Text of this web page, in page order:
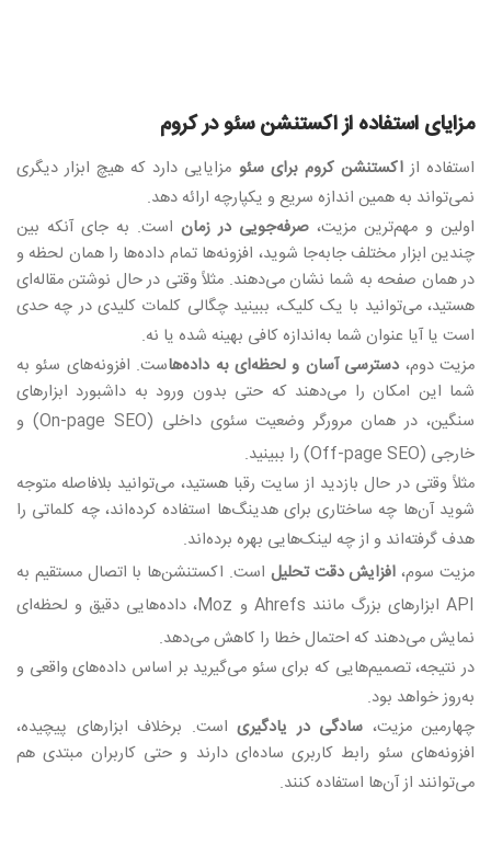
مزایای استفاده از اکستنشن سئو در کروم
استفاده ازاکستنشن کروم برای سئو مزایایی دارد که هیچ ابزار دیگری
نمی‌تواند به همین اندازه سریع و یکپارچه ارائه دهد.
اولین و مهم‌ترین مزیت، صرفه‌جویی در زمان است. به جای آنکه بین
چندین ابزار مختلف جابه‌جا شوید، افزونه‌ها تمام داده‌ها را همان لحظه و
در همان صفحه به شما نشان می‌دهند. مثلاً وقتی در حال نوشتن مقاله‌ای
هستید، می‌توانید با یک کلیک، ببینید چگالی کلمات کلیدی در چه حدی
است یا آیا عنوان شما به‌اندازه کافی بهینه شده یا نه.
مزیت دوم، دسترسی آسان و لحظه‌ای به داده‌هاست. افزونه‌های سئو به
شما این امکان را می‌دهند که حتی بدون ورود به داشبورد ابزارهای
سنگین، در همان مرورگر وضعیت سئوی داخلی (On-page SEO)
و
خارجی (Off-page SEO) را ببینید.
مثلاً وقتی در حال بازدید از سایت رقبا هستید، می‌توانید بلافاصله متوجه
شوید آن‌ها چه ساختاری برای هدینگ‌ها استفاده کرده‌اند، چه کلماتی را
هدف گرفته‌اند و از چه لینک‌هایی بهره برده‌اند.
مزیت سوم، افزایش دقت تحلیل است. اکستنشن‌ها با اتصال مستقیم به
API ابزارهای بزرگ مانند و
، داده‌هایی دقیق و لحظه‌ای
نمایش می‌دهند که احتمال خطا را کاهش می‌دهد.
در نتیجه، تصمیم‌هایی که برای سئو می‌گیرید بر اساس داده‌های واقعی و
به‌روز خواهد بود.
چهارمین مزیت، سادگی در یادگیری است. برخلاف ابزارهای پیچیده،
افزونه‌های سئو رابط کاربری ساده‌ای دارند و حتی کاربران مبتدی هم
می‌توانند از آن‌ها استفاده کنند.